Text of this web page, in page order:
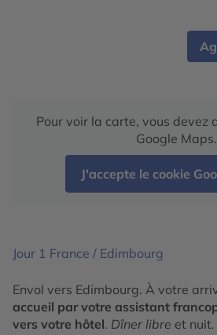
Pour voir la carte, vous devez
Google Maps.
J'accepte le cookie
Jour 1 France / Edimbourg
Envol vers Edimbourg. À votre
accueil par votre assistant
vers votre hôtel. Dîner libre et nuit.